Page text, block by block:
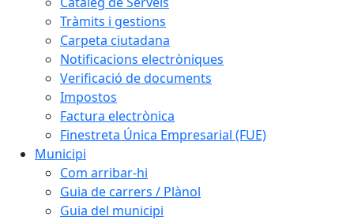
Tràmits i gestions
Carpeta ciutadana
Notificacions electròniques
Verificació de documents
Impostos
Factura electrònica
Finestreta Única Empresarial (FUE)
Municipi
Com arribar-hi
Guia de carrers / Plànol
Guia del municipi